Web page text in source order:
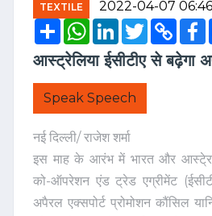
TEXTILE
2022-04-07
ShareWhatsApp
LinkedInTwitterCopy
Link
आस्ट्रेलिया ईसीटीए से बढ़ेगा
Speak Speech
नई दिल्ली/ राजेश शर्मा
इस माह के आरंभ में भारत और
को-ऑपरेशन एंड ट्रेड एग्रीमेंट
अपैरल एक्सपोर्ट प्रोमोशन कौंसिल